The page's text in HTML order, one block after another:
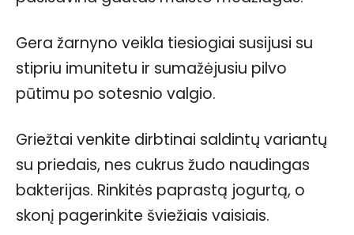
Gera žarnyno veikla tiesiogiai susijusi su
stipriu imunitetu ir sumažėjusiu pilvo
pūtimu po sotesnio valgio.
Griežtai venkite dirbtinai saldintų variantų
su priedais, nes cukrus žudo naudingas
bakterijas. Rinkitės paprastą jogurtą, o
skonį pagerinkite šviežiais vaisiais.